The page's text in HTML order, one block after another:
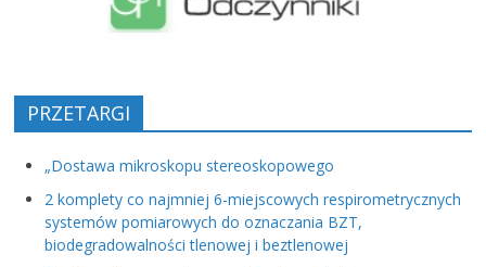
PRZETARGI
„Dostawa mikroskopu stereoskopowego
2 komplety co najmniej 6-miejscowych respirometrycznych
systemów pomiarowych do oznaczania BZT,
biodegradowalności tlenowej i beztlenowej